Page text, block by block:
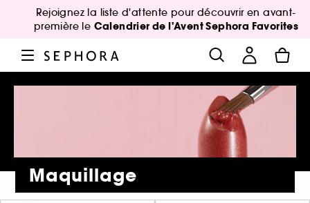
Rejoignez la liste d'attente pour découvrir en avant-
première le Calendrier de l'Avent Sephora Favorites
Maquillage